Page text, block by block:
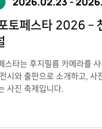
토페스타 2026 –
스타는 후지필름 카메라를
시와 출판으로 소개하고, 사
사진 축제입니다.